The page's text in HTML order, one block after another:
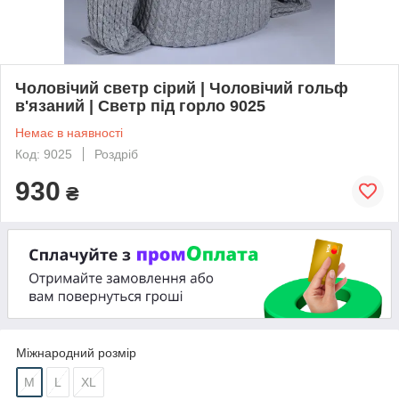
Чоловічий светр сірий | Чоловічий гольф
в'язаний | Светр під горло 9025
Немає в наявності
Код: 9025
Роздріб
930 ₴
Міжнародний розмір
M L XL